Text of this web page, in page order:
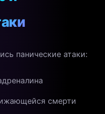
панические атаки:
смерти